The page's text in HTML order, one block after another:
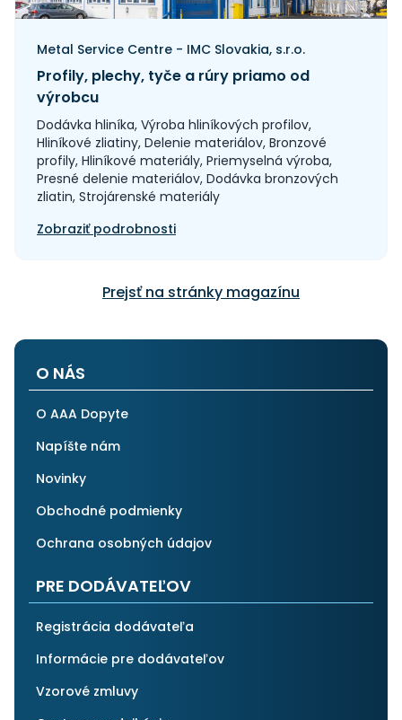
Metal Service Centre - IMC Slovakia, s.r.o.
Profily, plechy, tyče a rúry priamo od
výrobcu
Dodávka hliníka, Výroba hliníkových profilov,
Hliníkové zliatiny, Delenie materiálov, Bronzové
profily, Hliníkové materiály, Priemyselná výroba,
Presné delenie materiálov, Dodávka bronzových
zliatin, Strojárenské materiály
Zobraziť podrobnosti
Prejsť na stránky magazínu
O NÁS
O AAA Dopyte
Napíšte nám
Novinky
Obchodné podmienky
Ochrana osobných údajov
PRE DODÁVATEĽOV
Registrácia dodávateľa
Informácie pre dodávateľov
Vzorové zmluvy